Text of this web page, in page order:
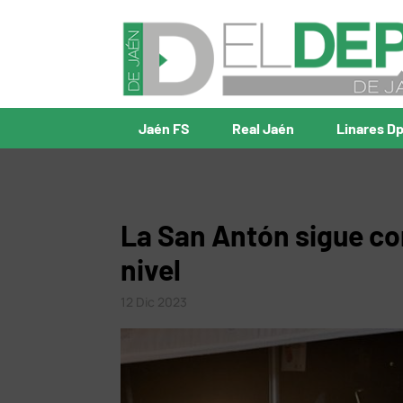
Jaén FS Real Jaén Linares
La San Antón sigue
nivel